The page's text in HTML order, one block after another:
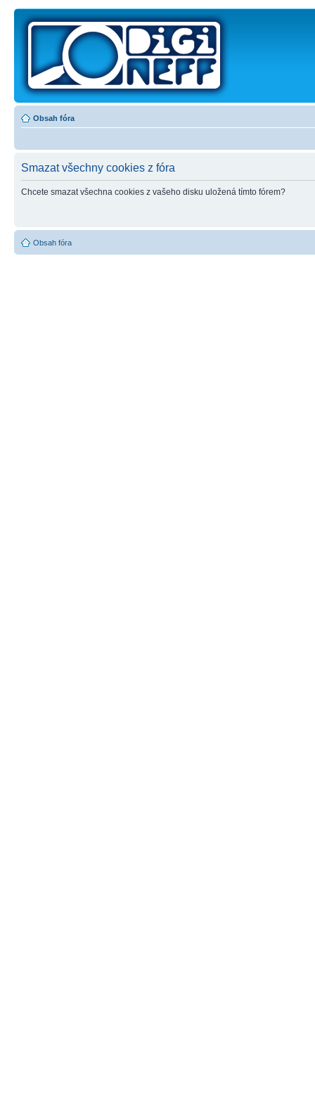
Obsah fóra
Smazat všechny cookies z fóra
Chcete smazat všechna cookies z vašeho disku uložená tímto fórem?
Obsah fóra